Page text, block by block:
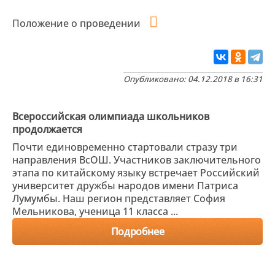
Положение о проведении
Опубликовано: 04.12.2018 в 16:31
Всероссийская олимпиада школьников
продолжается
Почти единовременно стартовали стразу три
направления ВсОШ. Участников заключительного
этапа по китайскому языку встречает Российский
университет дружбы народов имени Патриса
Лумумбы. Наш регион представляет София
Мельникова, ученица 11 класса ...
Подробнее